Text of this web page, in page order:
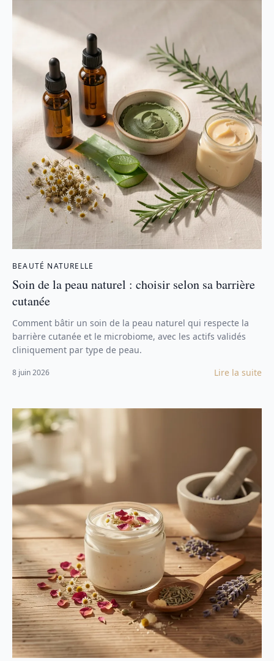
BEAUTÉ NATURELLE
Soin de la peau naturel : choisir selon sa barrière
cutanée
Comment bâtir un soin de la peau naturel qui respecte la
barrière cutanée et le microbiome, avec les actifs validés
cliniquement par type de peau.
8 juin 2026 Lire la suite